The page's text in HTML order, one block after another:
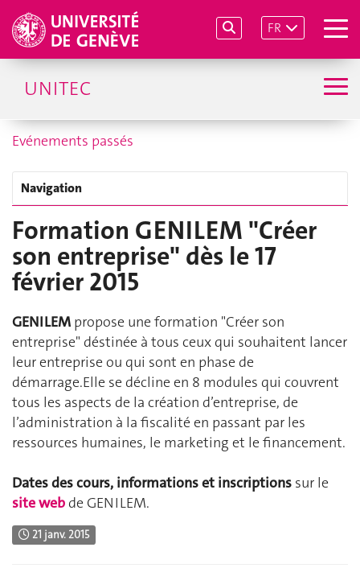
FR
UNITEC
Evénements passés
Navigation
Formation GENILEM "Créer
son entreprise" dès le 17
février 2015
GENILEM propose une formation "Créer son
entreprise" déstinée à tous ceux qui souhaitent lancer
leur entreprise ou qui sont en phase de
démarrage.Elle se décline en 8 modules qui couvrent
tous les aspects de la création d’entreprise, de
l’administration à la fiscalité en passant par les
ressources humaines, le marketing et le financement.
Dates des cours, informations et inscriptions sur le
site web de GENILEM.
21 janv. 2015